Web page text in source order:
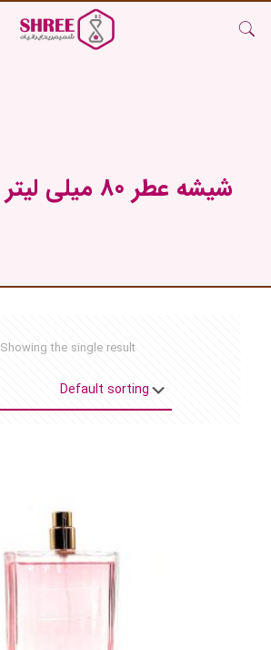
شیشه عطر 80 میلی لیتر کد DY148
Showing the single result